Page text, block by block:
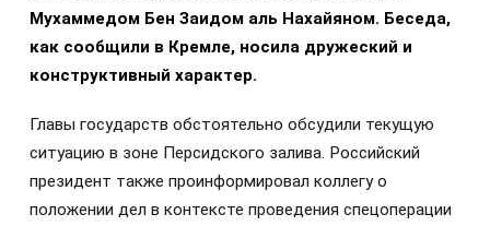
Мухаммедом Бен Заидом аль Нахайяном. Беседа,
как сообщили в Кремле, носила дружеский и
конструктивный характер.
Главы государств обстоятельно обсудили текущую
ситуацию в зоне Персидского залива. Российский
президент также проинформировал коллегу о
положении дел в контексте проведения спецоперации